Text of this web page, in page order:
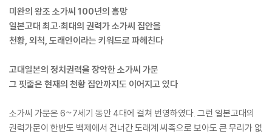
미완의 왕조 소가씨 100년의 흥망
일본고대 최고·최대의 권력가 소가씨 집안을
천황, 외척, 도래인이라는 키워드로 파헤친다
고대일본의 정치권력을 장악한 소가씨 가문
그 핏줄은 현재의 천황 집안까지도 이어지고 있다
소가씨 가문은 6~7세기 동안 4대에 걸쳐 번영하였다. 그런 일본고대의
권력가문이 한반도 백제에서 건너간 도래계 씨족으로 보아도 큰 무리가 없